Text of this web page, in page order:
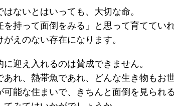
ないとはいっても、大切な命。
を持って面倒をみる」と思って育ててい
えのない存在になります。
迎え入れるのは賛成できません。
あれ、熱帯魚であれ、どんな生き物もお
可能な住まいで、きちんと面倒を見られ